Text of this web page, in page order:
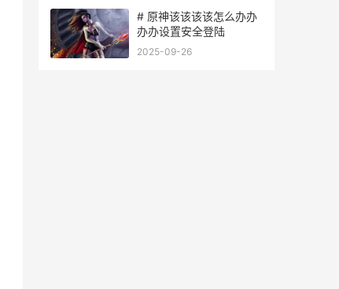
# 原神该该该该怎么办办
办办设置安全登陆
2025-09-26